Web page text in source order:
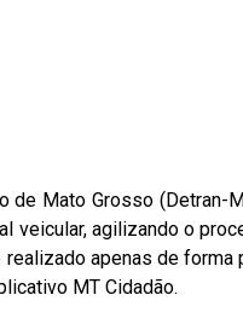
de Mato Grosso
veicular, agilizando o
apenas de forma
MT Cidadão.